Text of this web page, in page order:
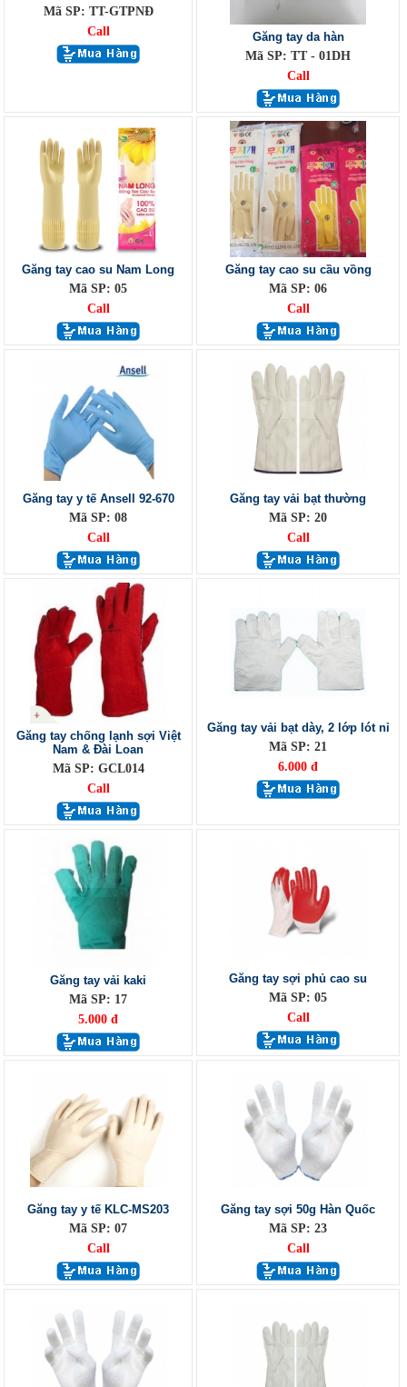
Mã SP: TT-GTPNĐ
Call
Găng tay da hàn
Mã SP: TT - 01DH
Call
Găng tay cao su Nam Long
Mã SP: 05
Call
Găng tay cao su cầu vồng
Mã SP: 06
Call
Găng tay y tế Ansell 92-670
Mã SP: 08
Call
Găng tay vải bạt thường
Mã SP: 20
Call
Găng tay chống lạnh sợi Việt
Nam & Đài Loan
Mã SP: GCL014
Call
Găng tay vải bạt dày, 2 lớp lót nỉ
Mã SP: 21
6.000 đ
Găng tay vải kaki
Mã SP: 17
5.000 đ
Găng tay sợi phủ cao su
Mã SP: 05
Call
Găng tay y tế KLC-MS203
Mã SP: 07
Call
Găng tay sợi 50g Hàn Quốc
Mã SP: 23
Call